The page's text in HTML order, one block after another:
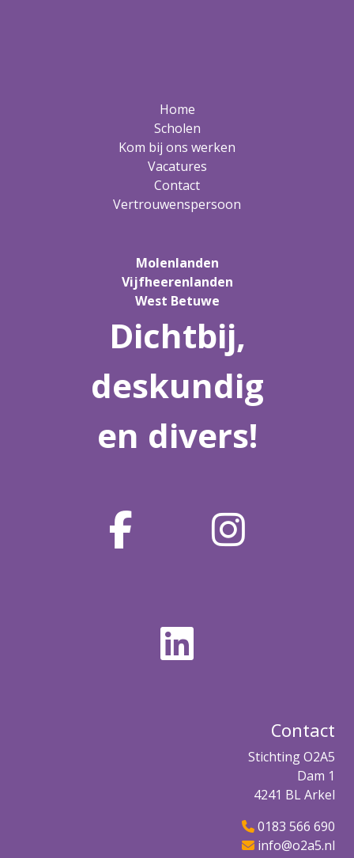
Home
Scholen
Kom bij ons werken
Vacatures
Contact
Vertrouwenspersoon
Molenlanden
Vijfheerenlanden
West Betuwe
Dichtbij,
deskundig
en divers!
Contact
Stichting O2A5
Dam 1
4241 BL Arkel
0183 566 690
info@o2a5.nl